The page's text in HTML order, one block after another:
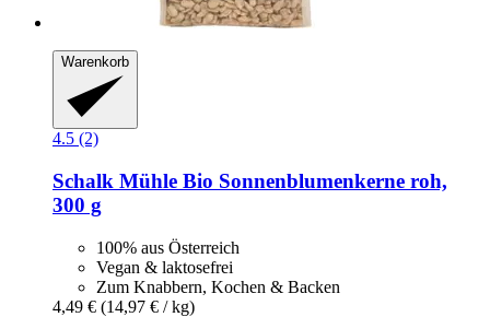
Warenkorb
4.5 (2)
Schalk Mühle Bio Sonnenblumenkerne roh,
300 g
100% aus Österreich
Vegan & laktosefrei
Zum Knabbern, Kochen & Backen
4,49 € (14,97 € / kg)